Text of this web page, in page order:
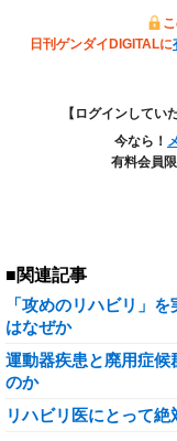
日刊ゲンダイDIGITALに
【ログインしてい
今なら！
有料会員
■関連記事
「攻めのリハビリ」
はなぜか
運動器疾患と廃用症
のか
リハビリ医にとって